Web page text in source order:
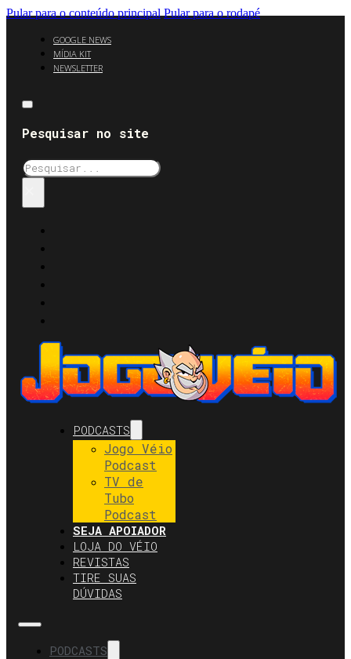
Pular para o conteúdo principal Pular para o rodapé
GOOGLE NEWS
MÍDIA KIT
NEWSLETTER
Pesquisar no site
Pesquisar
PODCASTS
Jogo Véio
Podcast
TV de
Tubo
Podcast
SEJA APOIADOR
LOJA DO VÉIO
REVISTAS
TIRE SUAS
DÚVIDAS
PODCASTS